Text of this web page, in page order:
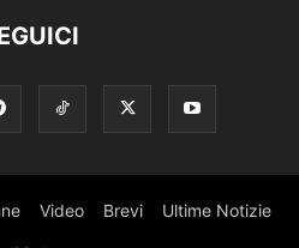
Video Brevi Ultime Notizie